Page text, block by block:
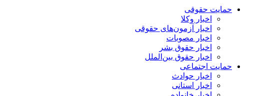
حمایت حقوقی
اخبار وکلا
اخبار آزمون‌های حقوقی
اخبار مصوبات
اخبار حقوق بشر
اخبار حقوق بین‌الملل
حمایت اجتماعی
اخبار حوادث
اخبار استانی